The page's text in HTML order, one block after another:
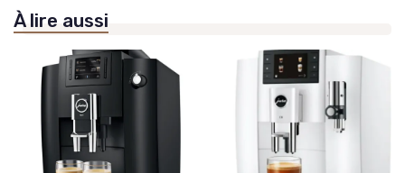
À lire aussi